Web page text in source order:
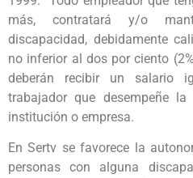
más, contratará y/o
discapacidad, debidamente
no inferior al dos por ciento
deberán recibir un salario
trabajador que desempeñe
institución o empresa.
En Sertv se favorece la
personas con alguna